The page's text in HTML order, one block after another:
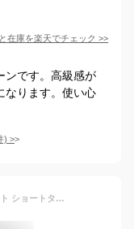
在庫を楽天でチェック >>
ンです。高級感が
なります。使い心
) >
ウォレットチェーン 本革 レザーウォレット ショートタイプ 革財布 バイカーズウォレット メンズ ウォレットロープ 牛革 レザーウォレットチェーン バイカーズ ライダースウォレット 誕生日プレゼント ギフト レザークラフト優